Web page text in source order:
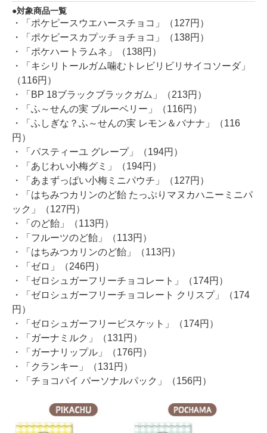
対象商品一覧
・「ポケピースウエハースチョコ」（127円）
・「ポケピースカプッチョチョコ」（138円）
・「ポケハートラムネ」（138円）
・「キシリトールガム噛むトレビリビリサイコソーダ」
（116円）
・「BP 18ブラックブラックガム」（213円）
・「ふ～せんの実 ブルーベリー」（116円）
・「ふしぎな？ふ～せんの実 レモン＆バナナ」（116
円）
・「パスティーユ グレープ」（194円）
・「あじわい小梅グミ」（194円）
・「あまずっぱい小梅ミニパウチ」（127円）
・「はちみつカリンのど飴 たっぷりマヌカハニーミニパ
ック」（127円）
・「のど飴」（113円）
・「フルーツのど飴」（113円）
・「はちみつカリンのど飴」（113円）
・「ゼロ」（246円）
・「ゼロシュガーフリーチョコレート」（174円）
・「ゼロシュガーフリーチョコレート クリスプ」（174
円）
・「ゼロシュガーフリービスケット」（174円）
・「ガーナミルク」（131円）
・「ガーナリップル」（176円）
・「クランキー」（131円）
・「チョコパイ パーソナルパック」（156円）